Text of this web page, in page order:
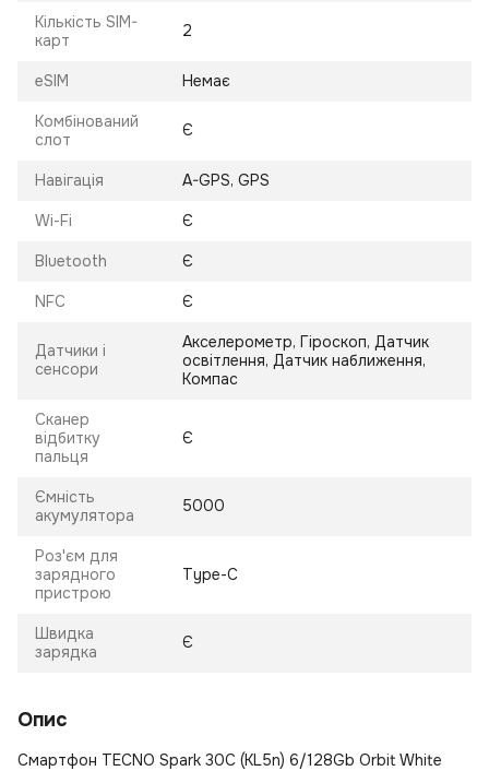
Кількість SIM-
карт
2
eSIM Немає
Комбінований
слот
Є
Навігація A-GPS, GPS
Wi-Fi Є
Bluetooth Є
NFC Є
Датчики і
сенсори
Акселерометр, Гіроскоп, Датчик
освітлення, Датчик наближення,
Компас
Сканер
відбитку
пальця
Є
Ємність
акумулятора
5000
Роз'єм для
зарядного
пристрою
Type-C
Швидка
зарядка
Є
Опис
Смартфон TECNO Spark 30C (KL5n) 6/128Gb Orbit White